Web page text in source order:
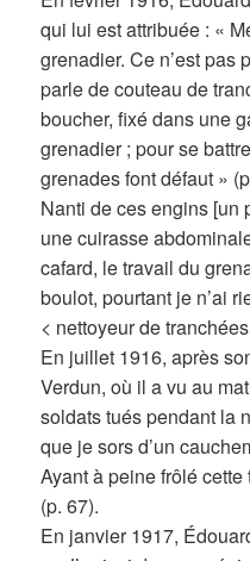
qui lui est attribuée : «
grenadier. Ce n’est pas
parle de couteau de
boucher, fixé dans une
grenadier ; pour se
grenades font défaut »
Nanti de ces engins [un
une cuirasse
cafard, le travail du
boulot, pourtant je n’ai
< nettoyeur de
En juillet 1916, après
Verdun, où il a vu au
soldats tués pendant la
que je sors d’un
Ayant à peine frôlé
(p. 67).
En janvier 1917,